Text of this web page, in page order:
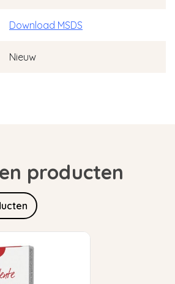
Download MSDS
Nieuw
producten